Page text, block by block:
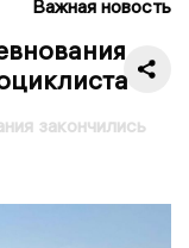
Важная новость
закончились